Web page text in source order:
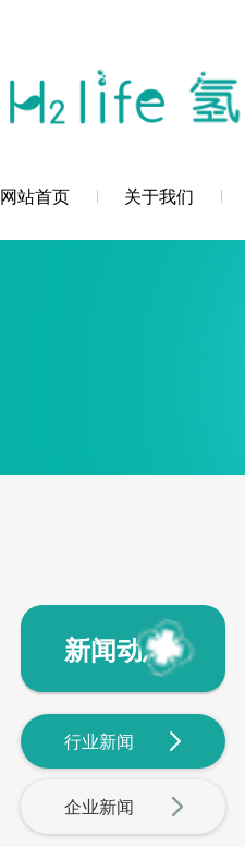
网站首页 关于我们
新闻动态
行业新闻
企业新闻